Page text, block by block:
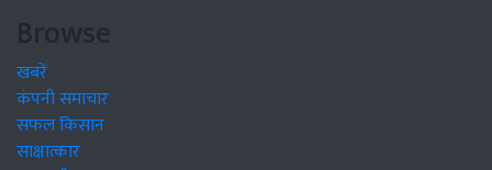
Browse
खबरें
कंपनी समाचार
सफल किसान
साक्षात्कार